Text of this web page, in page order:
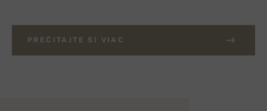
PREČITAJTE SI VIAC